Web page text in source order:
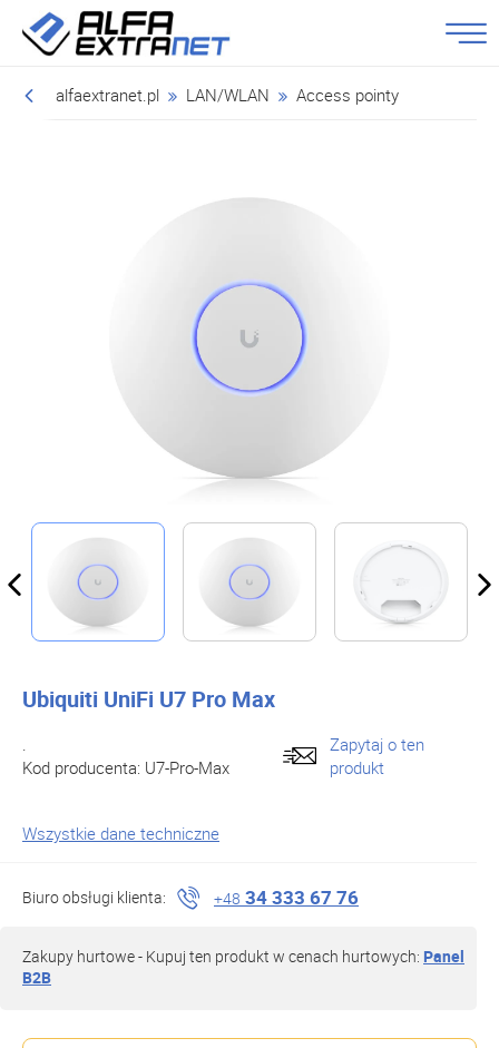
alfaextranet.pl LAN/WLAN Access pointy
Ubiquiti UniFi U7 Pro Max
.
Kod producenta: U7-Pro-Max
Zapytaj o ten
produkt
Wszystkie dane techniczne
Biuro obsługi klienta: +48 34 333 67 76
Zakupy hurtowe - Kupuj ten produkt w cenach hurtowych: Panel
B2B